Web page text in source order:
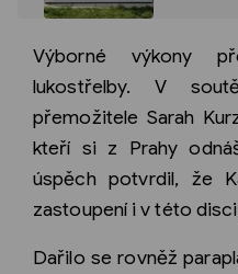
Výborné výkony
lukostřelby. V
přemožitele Sarah
kteří si z Prahy
úspěch potvrdil, že
zastoupení i v této
Dařilo se rovněž